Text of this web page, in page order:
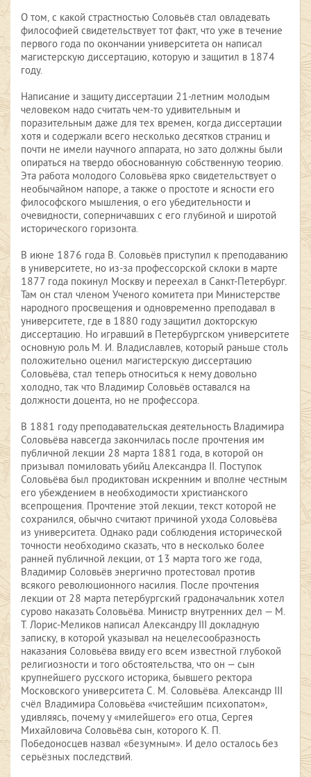
О том, с какой страстностью Соловьёв стал овладевать
философией свидетельствует тот факт, что уже в течение
первого года по окончании университета он написал
магистерскую диссертацию, которую и защитил в 1874
году.
Написание и защиту диссертации 21-летним молодым
человеком надо считать чем-то удивительным и
поразительным даже для тех времен, когда диссертации
хотя и содержали всего несколько десятков страниц и
почти не имели научного аппарата, но зато должны были
опираться на твердо обоснованную собственную теорию.
Эта работа молодого Соловьёва ярко свидетельствует о
необычайном напоре, а также о простоте и ясности его
философского мышления, о его убедительности и
очевидности, соперничавших с его глубиной и широтой
исторического горизонта.
В июне 1876 года В. Соловьёв приступил к преподаванию
в университете, но из-за профессорской склоки в марте
1877 года покинул Москву и переехал в Санкт-Петербург.
Там он стал членом Ученого комитета при Министерстве
народного просвещения и одновременно преподавал в
университете, где в 1880 году защитил докторскую
диссертацию. Но игравший в Петербургском университете
основную роль М. И. Владиславлев, который раньше столь
положительно оценил магистерскую диссертацию
Соловьёва, стал теперь относиться к нему довольно
холодно, так что Владимир Соловьёв оставался на
должности доцента, но не профессора.
В 1881 году преподавательская деятельность Владимира
Соловьёва навсегда закончилась после прочтения им
публичной лекции 28 марта 1881 года, в которой он
призывал помиловать убийц Александра II. Поступок
Соловьёва был продиктован искренним и вполне честным
его убеждением в необходимости христианского
всепрощения. Прочтение этой лекции, текст которой не
сохранился, обычно считают причиной ухода Соловьёва
из университета. Однако ради соблюдения исторической
точности необходимо сказать, что в несколько более
ранней публичной лекции, от 13 марта того же года,
Владимир Соловьёв энергично протестовал против
всякого революционного насилия. После прочтения
лекции от 28 марта петербургский градоначальник хотел
сурово наказать Соловьёва. Министр внутренних дел — М.
Т. Лорис-Меликов написал Александру III докладную
записку, в которой указывал на нецелесообразность
наказания Соловьёва ввиду его всем известной глубокой
религиозности и того обстоятельства, что он — сын
крупнейшего русского историка, бывшего ректора
Московского университета С. М. Соловьёва. Александр III
счёл Владимира Соловьёва «чистейшим психопатом»,
удивляясь, почему у «милейшего» его отца, Сергея
Михайловича Соловьёва сын, которого К. П.
Победоносцев назвал «безумным». И дело осталось без
серьёзных последствий.